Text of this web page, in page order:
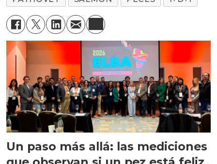
Un paso más allá: las mediciones